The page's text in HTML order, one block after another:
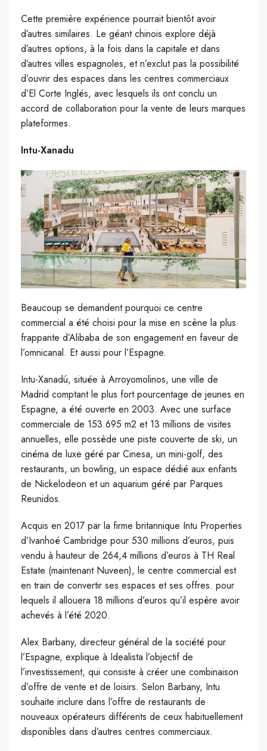
Cette première expérience pourrait bientôt avoir
d’autres similaires. Le géant chinois explore déjà
d’autres options, à la fois dans la capitale et dans
d’autres villes espagnoles, et n’exclut pas la possibilité
d’ouvrir des espaces dans les centres commerciaux
d’El Corte Inglés, avec lesquels ils ont conclu un
accord de collaboration pour la vente de leurs marques
plateformes.
Intu-Xanadu
Beaucoup se demandent pourquoi ce centre
commercial a été choisi pour la mise en scène la plus
frappante d’Alibaba de son engagement en faveur de
l’omnicanal. Et aussi pour l’Espagne.
Intu-Xanadú, située à Arroyomolinos, une ville de
Madrid comptant le plus fort pourcentage de jeunes en
Espagne, a été ouverte en 2003. Avec une surface
commerciale de 153.695 m2 et 13 millions de visites
annuelles, elle possède une piste couverte de ski, un
cinéma de luxe géré par Cinesa, un mini-golf, des
restaurants, un bowling, un espace dédié aux enfants
de Nickelodeon et un aquarium géré par Parques
Reunidos.
Acquis en 2017 par la firme britannique Intu Properties
d’Ivanhoé Cambridge pour 530 millions d’euros, puis
vendu à hauteur de 264,4 millions d’euros à TH Real
Estate (maintenant Nuveen), le centre commercial est
en train de convertir ses espaces et ses offres. pour
lequels il allouera 18 millions d’euros qu’il espère avoir
achevés à l’été 2020.
Alex Barbany, directeur général de la société pour
l’Espagne, explique à Idealista l’objectif de
l’investissement, qui consiste à créer une combinaison
d’offre de vente et de loisirs. Selon Barbany, Intu
souhaite inclure dans l’offre de restaurants de
nouveaux opérateurs différents de ceux habituellement
disponibles dans d’autres centres commerciaux.